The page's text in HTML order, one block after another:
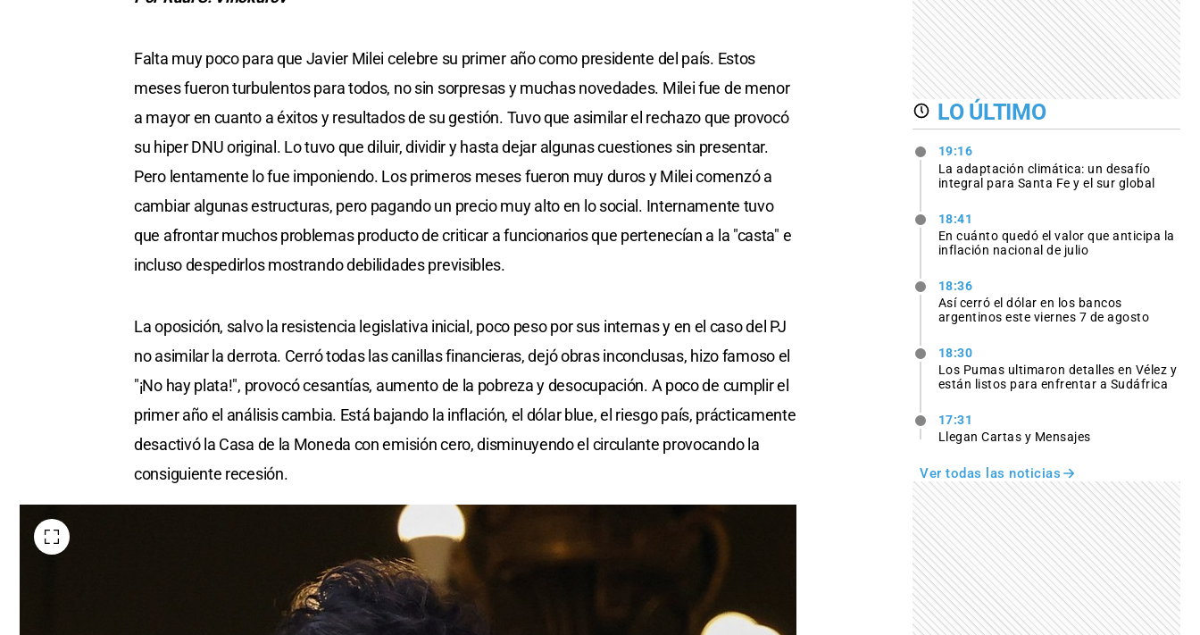
Falta muy poco para que Javier Milei celebre su primer año como presidente del país. Estos
meses fueron turbulentos para todos, no sin sorpresas y muchas novedades. Milei fue de menor
a mayor en cuanto a éxitos y resultados de su gestión. Tuvo que asimilar el rechazo que provocó
su hiper DNU original. Lo tuvo que diluir, dividir y hasta dejar algunas cuestiones sin presentar.
Pero lentamente lo fue imponiendo. Los primeros meses fueron muy duros y Milei comenzó a
cambiar algunas estructuras, pero pagando un precio muy alto en lo social. Internamente tuvo
que afrontar muchos problemas producto de criticar a funcionarios que pertenecían a la "casta" e
incluso despedirlos mostrando debilidades previsibles.
La oposición, salvo la resistencia legislativa inicial, poco peso por sus internas y en el caso del PJ
no asimilar la derrota. Cerró todas las canillas financieras, dejó obras inconclusas, hizo famoso el
"¡No hay plata!", provocó cesantías, aumento de la pobreza y desocupación. A poco de cumplir el
primer año el análisis cambia. Está bajando la inflación, el dólar blue, el riesgo país, prácticamente
desactivó la Casa de la Moneda con emisión cero, disminuyendo el circulante provocando la
consiguiente recesión.
LO ÚLTIMO
19:16
La adaptación climática: un desafío
integral para Santa Fe y el sur global
18:41
En cuánto quedó el valor que anticipa la
inflación nacional de julio
18:36
Así cerró el dólar en los bancos
argentinos este viernes 7 de agosto
18:30
Los Pumas ultimaron detalles en Vélez y
están listos para enfrentar a Sudáfrica
17:31
Llegan Cartas y Mensajes
Ver todas las noticias